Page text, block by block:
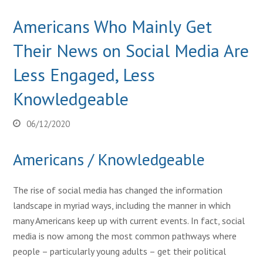
Americans Who Mainly Get
Their News on Social Media Are
Less Engaged, Less
Knowledgeable
06/12/2020
Americans / Knowledgeable
The rise of social media has changed the information
landscape in myriad ways, including the manner in which
many Americans keep up with current events. In fact, social
media is now among the most common pathways where
people – particularly young adults – get their political